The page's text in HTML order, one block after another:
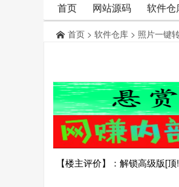
首页 网站源码 软件仓
首页 > 软件仓库 > 照片一键
【楼主评价】：解锁高级版[